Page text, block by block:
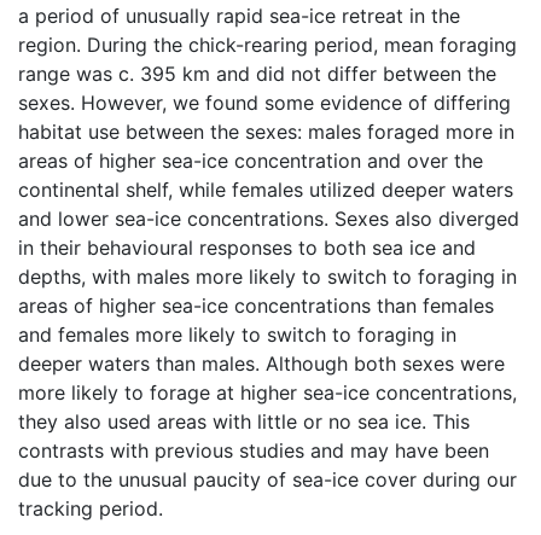
a period of unusually rapid sea-ice retreat in the
region. During the chick-rearing period, mean foraging
range was c. 395 km and did not differ between the
sexes. However, we found some evidence of differing
habitat use between the sexes: males foraged more in
areas of higher sea-ice concentration and over the
continental shelf, while females utilized deeper waters
and lower sea-ice concentrations. Sexes also diverged
in their behavioural responses to both sea ice and
depths, with males more likely to switch to foraging in
areas of higher sea-ice concentrations than females
and females more likely to switch to foraging in
deeper waters than males. Although both sexes were
more likely to forage at higher sea-ice concentrations,
they also used areas with little or no sea ice. This
contrasts with previous studies and may have been
due to the unusual paucity of sea-ice cover during our
tracking period.